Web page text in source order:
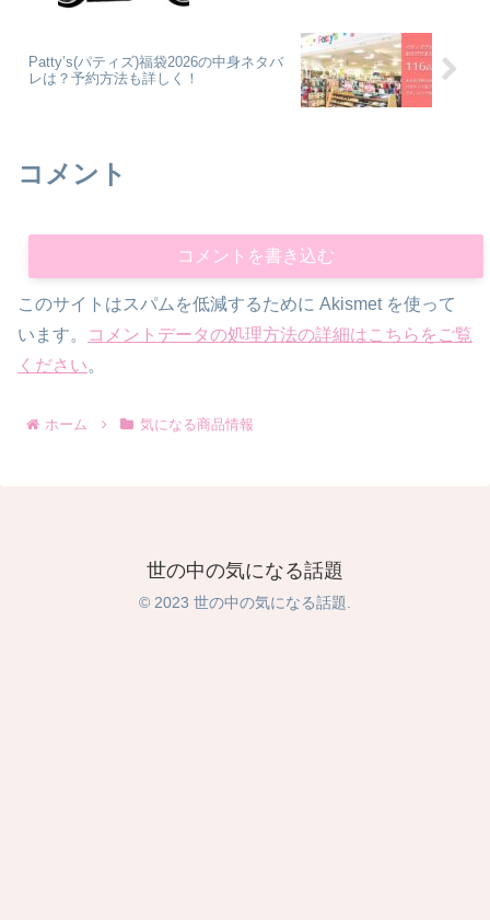
Patty’s(パティズ)福袋2026の中身ネタバ
レは？予約方法も詳しく！
コメント
コメントを書き込む
このサイトはスパムを低減するために Akismet を使って
います。
コメントデータの処理方法の詳細はこちらをご覧
ください。
ホーム 気になる商品情報
世の中の気になる話題
© 2023 世の中の気になる話題.